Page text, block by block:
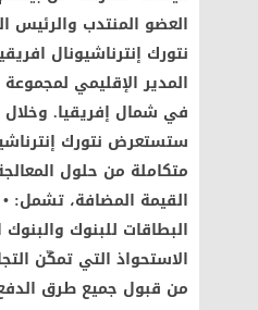
العضو المنتدب والرئيس
نتورك إنترناشيونال
المدير الإقليمي لمجموعة
في شمال إفريقيا. وخلال
ستستعرض نتورك
متكاملة من حلول
القيمة المضافة، تشمل:
البطاقات للبنوك
الاستحواذ التي تمكّن
من قبول جميع طرق